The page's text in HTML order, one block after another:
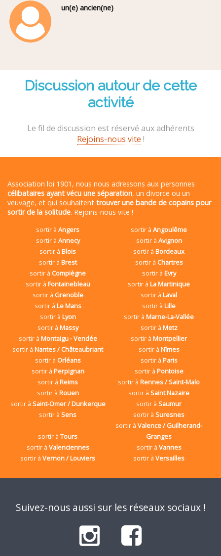
un(e) ancien(ne)
Discussion autour de cette
activité
Le fil de discussion est réservé aux adhérents
Rejoins-nous vite !
Association loi 1901, nous nous adressons aux personnes
célibataires ayant vécu une séparation, un divorce ou un
veuvage, et qui souhaitent trouver une bande de copains pour
sortir de la solitude. Rejoins-nous vite !
sortir àAngers sortir àAngoulême
sortir à Annecy sortir à Avignon
sortir àBlois sortir àBordeaux
sortir à Brest sortir à Chartres
sortir à Compiègne sortir à Evry
sortir à Fontainebleau sortir àLa Martinique
sortir à Grenoble sortir àLaval
sortir à Le Mans sortir àLille
sortir à Lyon sortir àMarne-La-Vallée
sortir à Massy sortir à Metz
sortir à Montaigu - Vendée sortir àMontpellier
sortir àNantes / Châteaubriant sortir à Nîmes
sortir à Orléans sortir à Paris
sortir à Perpignan sortir à Pontoise
sortir àReims sortir àRennes / Saint-Malo
sortir à Rouen sortir àSaint Nazaire
sortir à Saint-Omer / Dunkerque sortir àSaumur
sortir àSens sortir àSuresnes
sortir àTours
sortir àValence / Guilherand-
Granges
sortir à Valenciennes sortir à Vannes
sortir àVernon / Louviers sortir àVersailles
Suivez-nous aussi sur les réseaux sociaux !